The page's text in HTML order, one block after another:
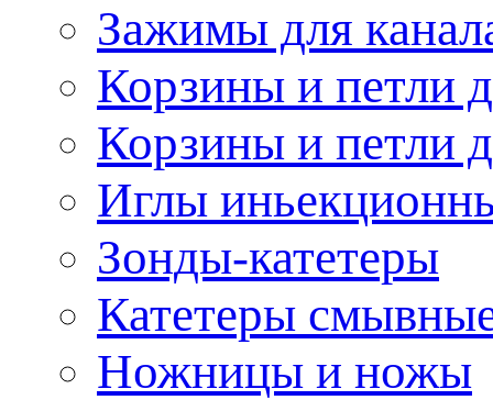
Зажимы для
Корзины и петли
Корзины и петли
Иглы
Зонды-катетеры
Катетеры
Ножницы и ножы